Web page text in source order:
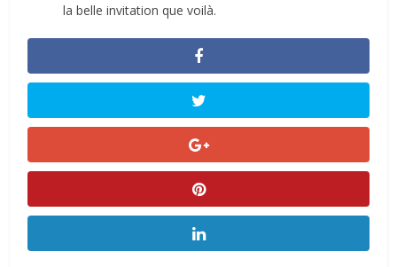
la belle invitation que voilà.